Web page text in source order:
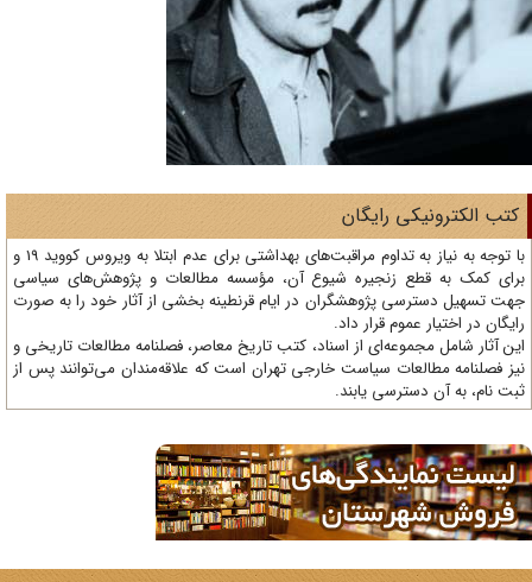
الکترونیکی رایگان
با توجه به نیاز به تداوم مراقبت‌های بهداشتی برای عدم ابتلا به ویروس کووید 19 و
کمک به قطع زنجیره شیوع آن، مؤسسه مطالعات و پژوهش‌های سیاسی
تسهیل دسترسی پژوهشگران در ایام قرنطینه بخشی از آثار خود را به صورت
در اختیار عموم قرار داد.
آثار شامل مجموعه‌ای از اسناد، کتب تاریخ معاصر، فصلنامه‌ مطالعات تاریخی و
فصلنامه مطالعات سیاست خارجی تهران است که علاقه‌مندان می‌توانند پس از
نام، به آن دسترسی یابند.